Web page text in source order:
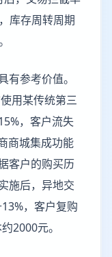
库存周转周期
有参考价值。
用某传统第三
，客户流失
商城集成功能
客户的购买历
施后，异地交
，客户复购
2000元。